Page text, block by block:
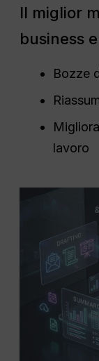
Il miglior
business
Bozze
lavoro